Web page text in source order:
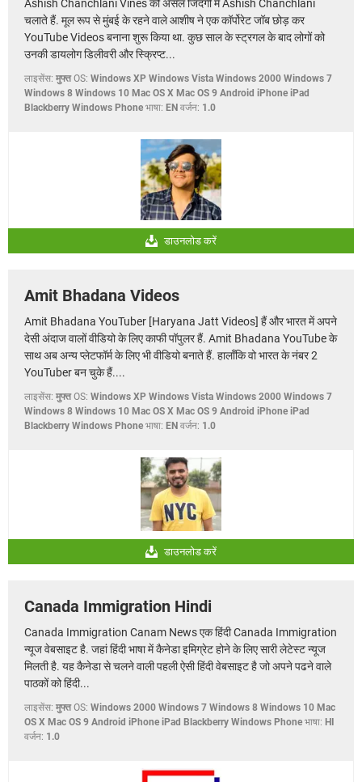
Ashish Chanchlani Vines को असल जिंदगी में Ashish Chanchlani
चलाते हैं. मूल रूप से मुंबई के रहने वाले आशीष ने एक कॉर्पोरेट जॉब छोड़ कर
YouTube Videos बनाना शुरू किया था. कुछ साल के स्ट्रगल के बाद लोगों को
उनकी डायलोग डिलीवरी और स्क्रिप्ट...
लाइसेंस: मुफ्त OS: Windows XP Windows Vista Windows 2000 Windows 7
Windows 8 Windows 10 Mac OS X Mac OS 9 Android iPhone iPad
Blackberry Windows Phone भाषा: EN वर्जन: 1.0
डाउनलोड करें
Amit Bhadana Videos
Amit Bhadana YouTuber [Haryana Jatt Videos] हैं और भारत में अपने
देसी अंदाज वालों वीडियो के लिए काफी पॉपुलर हैं. Amit Bhadana YouTube के
साथ अब अन्य प्लेटफॉर्म के लिए भी वीडियो बनाते हैं. हालाँकि वो भारत के नंबर 2
YouTuber बन चुके हैं....
लाइसेंस: मुफ्त OS: Windows XP Windows Vista Windows 2000 Windows 7
Windows 8 Windows 10 Mac OS X Mac OS 9 Android iPhone iPad
Blackberry Windows Phone भाषा: EN वर्जन: 1.0
डाउनलोड करें
Canada Immigration Hindi
Canada Immigration Canam News एक हिंदी Canada Immigration
न्यूज वेबसाइट है. जहां हिंदी भाषा में कैनेडा इमिग्रेट होने के लिए सारी लेटेस्ट न्यूज
मिलती है. यह कैनेडा से चलने वाली पहली ऐसी हिंदी वेबसाइट है जो अपने पढने वाले
पाठकों को हिंदी...
लाइसेंस: मुफ्त OS: Windows 2000 Windows 7 Windows 8 Windows 10 Mac
OS X Mac OS 9 Android iPhone iPad Blackberry Windows Phone भाषा: HI
वर्जन: 1.0